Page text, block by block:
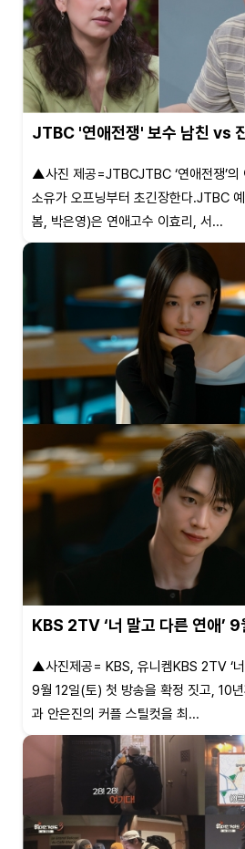
JTBC '연애전쟁' 보수 남친 vs
▲사진 제공=JTBCJTBC ‘연애전쟁’의
소유가 오프닝부터 초긴장한다.JTBC 예
봄, 박은영)은 연애고수 이효리, 서...
KBS 2TV ‘너 말고 다른 연애’
▲사진제공= KBS, 유니켐KBS 2TV ‘너
9월 12일(토) 첫 방송을 확정 짓고, 10
과 안은진의 커플 스틸컷을 최...